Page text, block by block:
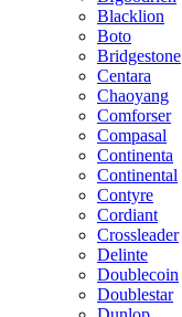
Blacklion
Boto
Bridgestone
Centara
Chaoyang
Comforser
Compasal
Continenta
Continental
Contyre
Cordiant
Crossleader
Delinte
Doublecoin
Doublestar